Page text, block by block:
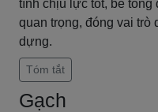
tính chịu lực tốt, bê
quan trọng, đóng vai trò
dựng.
Tóm tắt
Gạch